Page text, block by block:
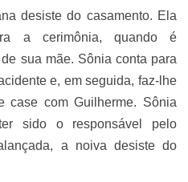
desiste do casamento. Ela
a cerimônia, quando é
sua mãe. Sônia conta para
e, em seguida, faz-lhe
case com Guilherme. Sônia
sido o responsável pelo
a noiva desiste do